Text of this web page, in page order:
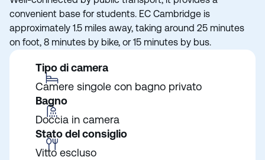
convenient base for students. EC Cambridge is
approximately 1.5 miles away, taking around 25 minutes
on foot, 8 minutes by bike, or 15 minutes by bus.
Tipo di camera
Camere singole con bagno privato
Bagno
Doccia in camera
Stato del consiglio
Vitto escluso